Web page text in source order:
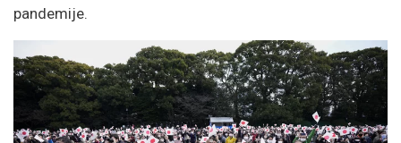
pandemije.